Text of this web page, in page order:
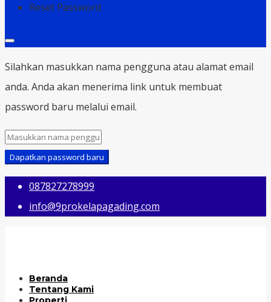
Reset Password
Silahkan masukkan nama pengguna atau alamat email
anda. Anda akan menerima link untuk membuat
password baru melalui email.
Dapatkan password baru
087827278999
info@9prokelapagading.com
Beranda
Tentang Kami